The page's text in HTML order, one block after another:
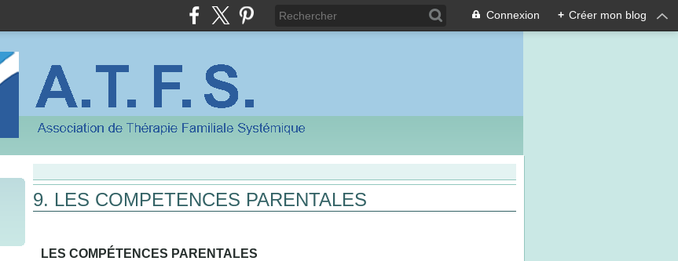
Connexion + Créer mon blog
9. LES COMPETENCES PARENTALES
LES COMPÉTENCES PARENTALES